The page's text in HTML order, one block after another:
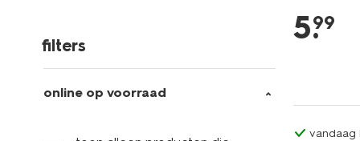
filters
online op voorraad
5.
99
vandaag